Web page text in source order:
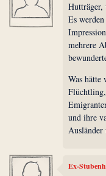
Hutträger,
Es
mehrere
Was hätte
und ihre
Ausländer
Ex-